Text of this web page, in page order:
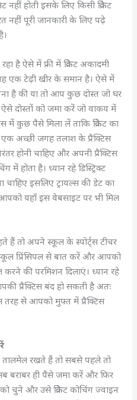
होती इसके लिए किसी क्रिकेट
पूरी जानकारी के लिए पढ़े
है ऐसे में फ्री में क्रिकेट अकादमी
एक टेढ़ी खीर के समान है। ऐसे में
है की या तो आप कुछ दोस्त जो घर
दोस्तों को जमा करें जो वाकय में
में कुछ पैसे मिला लें ताकि क्रिकेट का
अच्छी जगह तलाश के प्रैक्टिस
होनी चाहिए और अपनी प्रैक्टिस
होता है। ध्यान रहे डिस्ट्रिक्ट
चाहिए इसलिए ट्रायल्स की डेट का
यहाँ इस वेबसाइट पर भी मिल
हैं तो अपने स्कूल के स्पोर्ट्स टीचर
प्रिंसिपल से बात करें और आपको
करने की परमिशन दिलाएं। ध्यान रहे
प्रैक्टिस बंद हो सकती है अतः
तरह से आपको मुफ्त में प्रैक्टिस
रखते हैं तो सबसे पहले तो
बराबर ही पैसे जमा करें और फिर
चुने और उसे क्रिकेट कोचिंग ज्वाइन